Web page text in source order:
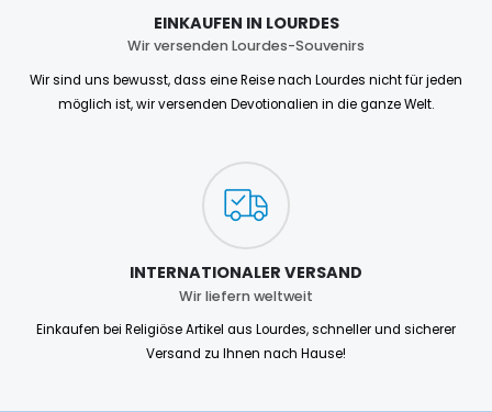
EINKAUFEN IN LOURDES
Wir versenden Lourdes-Souvenirs
Wir sind uns bewusst, dass eine Reise nach Lourdes nicht für jeden
möglich ist, wir versenden Devotionalien in die ganze Welt.
INTERNATIONALER VERSAND
Wir liefern weltweit
Einkaufen bei Religiöse Artikel aus Lourdes, schneller und sicherer
Versand zu Ihnen nach Hause!